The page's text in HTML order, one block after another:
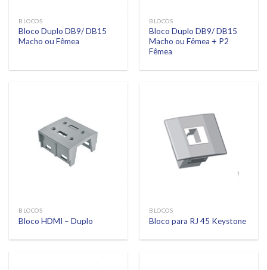
BLOCOS
Bloco Duplo DB9/ DB15
Macho ou Fêmea
BLOCOS
Bloco Duplo DB9/ DB15
Macho ou Fêmea + P2
Fêmea
BLOCOS
Bloco HDMI – Duplo
BLOCOS
Bloco para RJ 45 Keystone